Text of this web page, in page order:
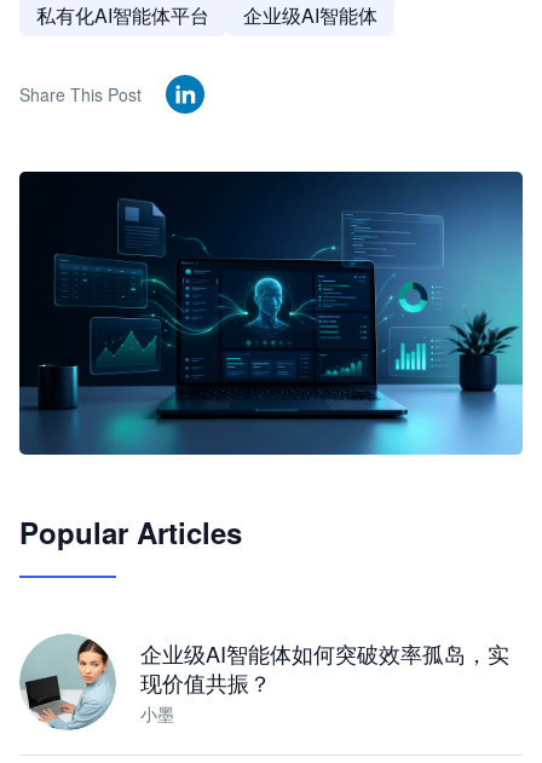
私有化AI智能体平台
企业级AI智能体
Share This Post
JimoClaw 桌面 AI Agent 工作台
Popular Articles
企业级AI智能体如何突破效率孤岛，实
现价值共振？
小墨